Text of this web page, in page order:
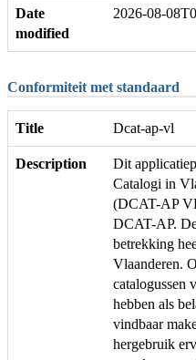
Date
modified
2026-08-
Conformiteit met standaard
Title Dcat-ap-vl
Description
Dit
Catalogi in
(DCAT-AP
DCAT-AP.
betrekking
Vlaanderen.
catalogussen
hebben als
vindbaar
hergebruik